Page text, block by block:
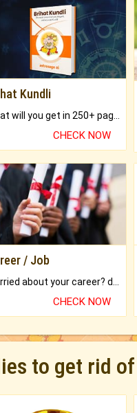
Kundli
What will you get in 250+ pages Colored Brihat Kundli.
CHECK NOW
/ Job
Worried about your career? don't know what is.
CHECK NOW
to get rid